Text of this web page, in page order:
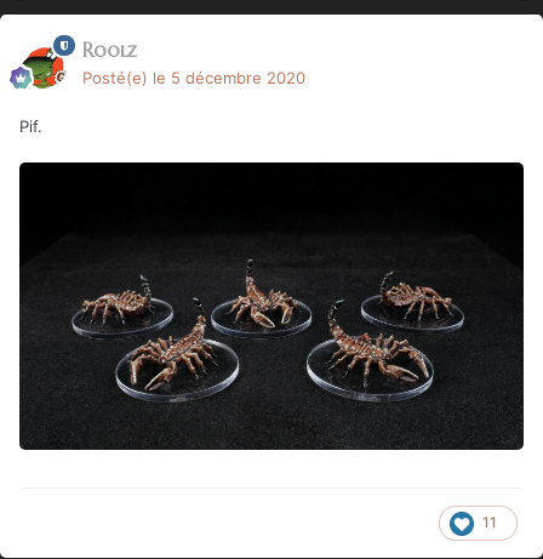
Roolz
Posté(e) le 5 décembre 2020
Pif.
11